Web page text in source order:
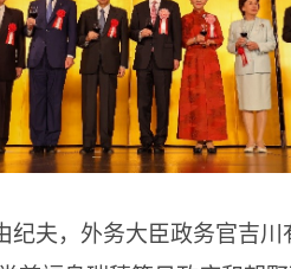
夫，外务大臣政务官吉川